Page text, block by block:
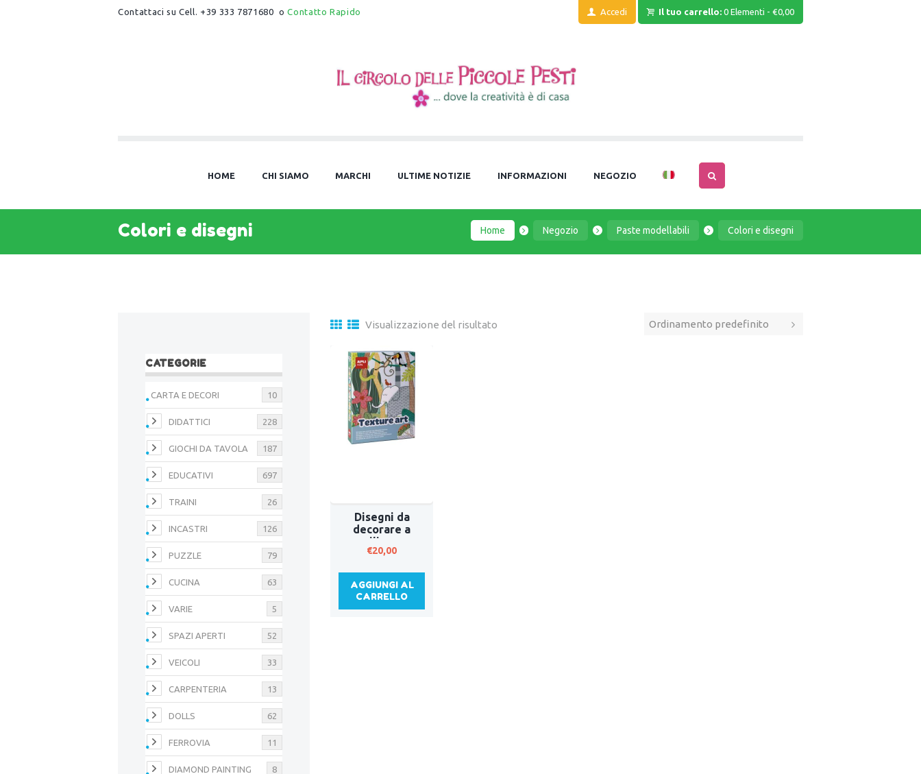
Contattaci su Cell. +39 333 7871680 oContatto Rapido Accedi Il tuo carrello: 0 Elementi -€0,00
HOME CHI SIAMO MARCHI ULTIME NOTIZIE INFORMAZIONI NEGOZIO
Colori e disegni Home Negozio Paste modellabili Colori e disegni
Visualizzazione del risultato
Disegni da
decorare a
rilievo
€20,00
AGGIUNGI AL
CARRELLO
CATEGORIE
CARTA E DECORI 10
DIDATTICI 228
GIOCHI DA TAVOLA 187
EDUCATIVI 697
TRAINI 26
INCASTRI 126
PUZZLE 79
CUCINA 63
VARIE 5
SPAZI APERTI 52
VEICOLI 33
CARPENTERIA 13
DOLLS 62
FERROVIA 11
DIAMOND PAINTING 8